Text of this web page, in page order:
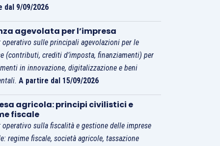
dal 9/09/2026
agevolata per l’impresa
operativo sulle principali agevolazioni per le
(contributi, crediti d’imposta, finanziamenti) per
in innovazione, digitalizzazione e beni
A partire dal 15/09/2026
agricola: principi civilistici e
fiscale
operativo sulla fiscalità e gestione delle imprese
regime fiscale, società agricole, tassazione